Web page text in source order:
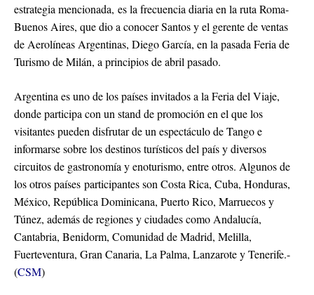
estrategia mencionada, es la frecuencia diaria en la ruta Roma-
Buenos Aires, que dio a conocer Santos y el gerente de ventas
de Aerolíneas Argentinas, Diego García, en la pasada Feria de
Turismo de Milán, a principios de abril pasado.
Argentina es uno de los países invitados a la Feria del Viaje,
donde participa con un stand de promoción en el que los
visitantes pueden disfrutar de un espectáculo de Tango e
informarse sobre los destinos turísticos del país y diversos
circuitos de gastronomía y enoturismo, entre otros. Algunos de
los otros países participantes son Costa Rica, Cuba, Honduras,
México, República Dominicana, Puerto Rico, Marruecos y
Túnez, además de regiones y ciudades como Andalucía,
Cantabria, Benidorm, Comunidad de Madrid, Melilla,
Fuerteventura, Gran Canaria, La Palma, Lanzarote y Tenerife.-
(CSM)